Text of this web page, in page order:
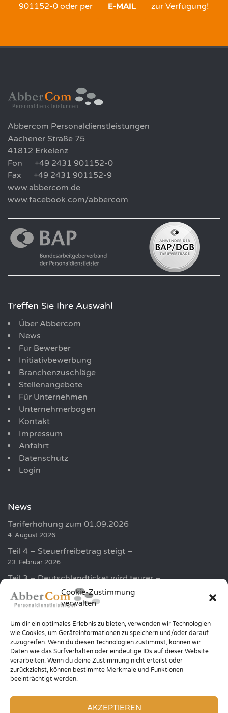
Cookie-Zustimmung
verwalten
Um dir ein optimales Erlebnis zu bieten, verwenden wir Technologien
wie Cookies, um Geräteinformationen zu speichern und/oder darauf
zuzugreifen. Wenn du diesen Technologien zustimmst, können wir
Daten wie das Surfverhalten oder eindeutige IDs auf dieser Website
verarbeiten. Wenn du deine Zustimmung nicht erteilst oder
zurückziehst, können bestimmte Merkmale und Funktionen
beeinträchtigt werden.
AKZEPTIEREN
901152-0 oder per
E-MAIL zur Verfügung!
Abbercom Personaldienstleistungen
Aachener Straße 75
41812 Erkelenz
Fon +49 2431 901152-0
Fax +49 2431 901152-9
www.abbercom.de
www.facebook.com/abbercom
Treffen Sie Ihre Auswahl
Über Abbercom
News
Für Bewerber
Initiativbewerbung
Branchenzuschläge
Stellenangebote
Für Unternehmen
Unternehmerbogen
Kontakt
Impressum
Anfahrt
Datenschutz
Login
News
Tariferhöhung zum 01.09.2026
4. August 2026
Teil 4 – Steuerfreibetrag steigt –
23. Februar 2026
Teil 3 – Deutschlandticket wird teurer –
Golf und Humor sammelt über 100.000 EUR für die
20. Januar 2026
Teil 2 – Höhere Minijob Grenze –
12. Januar 2026